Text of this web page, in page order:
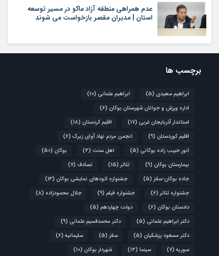
عدم همراهی منطقه آزاد ماکو در مسیر توسعه
استان | مدیران مقصر بازخواست می شوند
برچسب ها
ابراهیم سعیدی (5) ابراهیم عثمانی (10)
اداره ورزش و جوانان شهرستان بوکان (6)
استاندار آذربایجان غربی (17) اقلیم کردستان (18)
اقلیم کوردستان (9) انجمن مردم نهاد آوای زیرک (6)
انور حبیب زاده بوکانی (5) اهل سنت (4) بوکان (50)
بیمارستان بوکان (9) تئاتر(15) تصادف (7)
جاده بوکان-سقز(5) جشنواره اتودهای نمایشی بوکان (13)
جشنواره تئاتر(6) جشنواره فیلم (9) جلال محمودزاده (8)
دادستان بوکان (6) دولت چهاردهم (5)
دکتر ابراهیم عثمانی (5) دکتر محمدقسیم عثمانی (9)
دکتر مسعود پزشکیان (5) سقز(5) سلیمانیه (6)
سوریه (7) سینما (14) شهردار بوکان (10)